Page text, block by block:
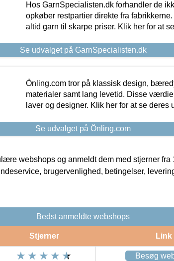
Hos GarnSpecialisten.dk forhandler de
opkøber restpartier direkte fra
altid garn til skarpe priser. Klik her for at
Se udvalget på GarnSpecialisten.dk
Önling.com tror på klassisk design,
materialer samt lang levetid. Disse
laver og designer. Klik her for at se deres
Se udvalget på Önling.com
webshops og anmeldt dem med stjerner fra
brugervenlighed, betingelser,
Bedst anmeldte webshops
Stjerner Link
Besøg